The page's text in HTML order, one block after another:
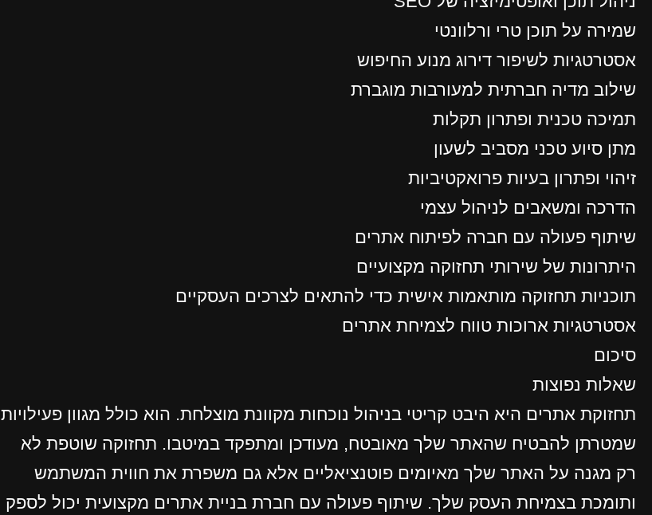
שמירה על תוכן טרי ורלוונטי
אסטרטגיות לשיפור דירוג מנוע החיפוש
שילוב מדיה חברתית למעורבות מוגברת
תמיכה טכנית ופתרון תקלות
מתן סיוע טכני מסביב לשעון
זיהוי ופתרון בעיות פרואקטיביות
הדרכה ומשאבים לניהול עצמי
שיתוף פעולה עם חברה לפיתוח אתרים
היתרונות של שירותי תחזוקה מקצועיים
תוכניות תחזוקה מותאמות אישית כדי להתאים לצרכים העסקיים
אסטרטגיות ארוכות טווח לצמיחת אתרים
סיכום
שאלות נפוצות
תחזוקת אתרים היא היבט קריטי בניהול נוכחות מקוונת מוצלחת. הוא כולל מגוון פעילויות
שמטרתן להבטיח שהאתר שלך מאובטח, מעודכן ומתפקד במיטבו. תחזוקה שוטפת לא
רק מגנה על האתר שלך מאיומים פוטנציאליים אלא גם משפרת את חווית המשתמש
ותומכת בצמיחת העסק שלך. שיתוף פעולה עם חברת בניית אתרים מקצועית יכול לספק